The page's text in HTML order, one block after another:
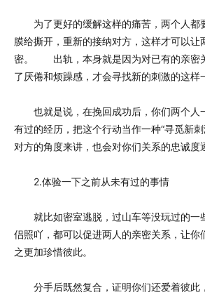
为了更好的缓解这样的痛苦，两个人都
膜给撕开，重新的接纳对方，这样才可以让
密。 出轨，本身就是因为对已有的亲密
了厌倦和烦躁感，才会寻找新的刺激的这样
也就是说，在挽回成功后，你们两个人
有过的经历，把这个行动当作一种“寻觅新
对方的角度来讲，也会对你们关系的忠诚度
2.体验一下之前从未有过的事情
就比如密室逃脱，过山车等没玩过的一
侣照吖，都可以促进两人的亲密关系，让你
之更加珍惜彼此。
分手后既然复合，证明你们还爱着彼此